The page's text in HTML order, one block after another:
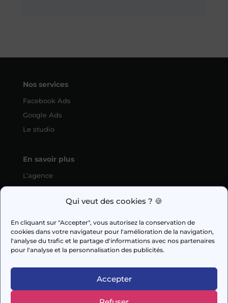
Qui veut des cookies ? 🍪
En cliquant sur "Accepter", vous autorisez la conservation de
cookies dans votre navigateur pour l'amélioration de la navigation,
l'analyse du trafic et le partage d'informations avec nos partenaires
pour l'analyse et la personnalisation des publicités.
Accepter
Nos services
Facebook Ads
Google Ads
Le studio
En savoir plus
L’agence
  